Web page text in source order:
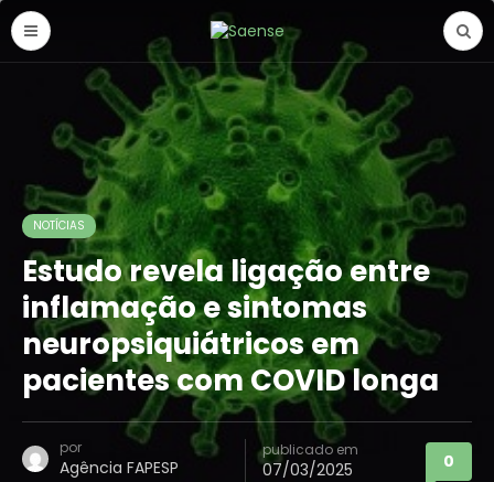
NOTÍCIAS
Estudo revela ligação entre
inflamação e sintomas
neuropsiquiátricos em
pacientes com COVID longa
por
Agência FAPESP
publicado em
07/03/2025 0